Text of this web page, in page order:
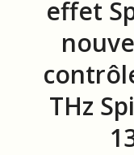
effet
THz